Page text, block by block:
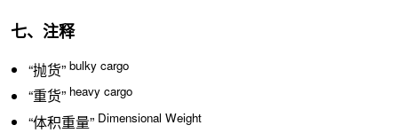
七、注释
“抛货” bulky cargo
“重货” heavy cargo
“体积重量” Dimensional Weight